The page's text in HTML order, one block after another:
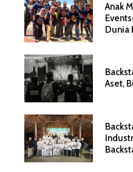
Anak
Dunia
Aset,